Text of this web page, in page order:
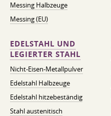
Messing Halbzeuge
Messing (EU)
EDELSTAHL UND
LEGIERTER STAHL
Nicht-Eisen-Metallpulver
Edelstahl Halbzeuge
Edelstahl hitzebeständig
Stahl austenitisch